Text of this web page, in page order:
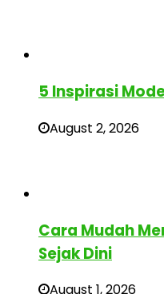
5 Inspirasi
August 2, 2026
Cara Mudah
Sejak Dini
August 1, 2026